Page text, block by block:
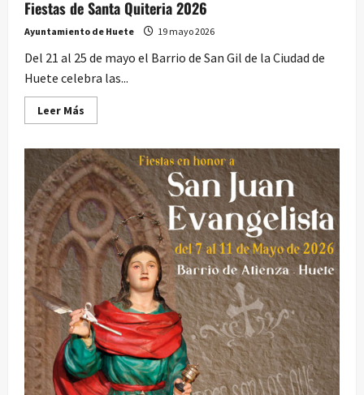
Fiestas de Santa Quiteria 2026
Ayuntamiento de Huete 19 mayo 2026
Del 21 al 25 de mayo el Barrio de San Gil de la Ciudad de
Huete celebra las...
Leer Más
más
Fiestas
de
Santa
Quiteria
2026